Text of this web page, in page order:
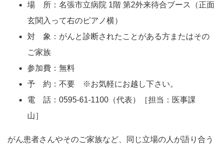
場 所：名張市立病院 1階 第2外来待合ブース（正面
玄関入って右のピアノ横）
対 象：がんと診断されたことがある方またはその
ご家族
参加費：無料
予 約：不要 ※お気軽にお越し下さい。
電 話：0595-61-1100（代表）［担当：医事課
山］
がん患者さんやそのご家族など、同じ立場の人が語り合う